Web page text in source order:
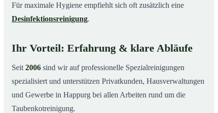
Für maximale Hygiene empfiehlt sich oft zusätzlich eine
Desinfektionsreinigung.
Ihr Vorteil: Erfahrung & klare Abläufe
Seit 2006 sind wir auf professionelle Spezialreinigungen
spezialisiert und unterstützen Privatkunden, Hausverwaltungen
und Gewerbe in Happurg bei allen Arbeiten rund um die
Taubenkotreinigung.